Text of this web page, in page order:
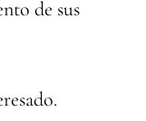
de sus